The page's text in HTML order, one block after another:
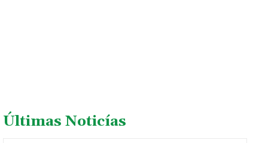
Últimas Noticías